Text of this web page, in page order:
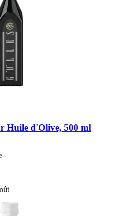
Huile d'Olive, 500 ml